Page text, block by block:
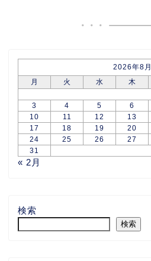
2026年8月
月
火 水 木
3
4 5 6
10
11 12 13
17
18 19 20
24
25 26 27
31
« 2月
検索
検索